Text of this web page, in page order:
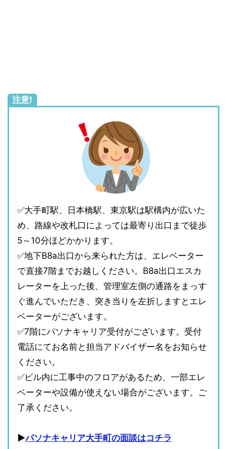
注意!
✅大手町駅、日本橋駅、東京駅は駅構内が広いた
め、路線や改札口によっては最寄り出口まで徒歩
5～10分ほどかかります。
✅地下B8a出口から来られた方は、エレベーター
で直接7階までお越しください。B8a出口エスカ
レーターを上った後、管理室左側の通路をまっす
ぐ進んでいただき、突き当りを左折しますとエレ
ベーターがございます。
✅7階にパソナキャリア受付がございます。受付
電話にてお名前と担当アドバイザー名をお知らせ
ください。
✅ビル内に工事中のフロアがあるため、一部エレ
ベーターや設備が使えない場合がございます。ご
了承ください。
▶︎パソナキャリア大手町の面談はコチラ